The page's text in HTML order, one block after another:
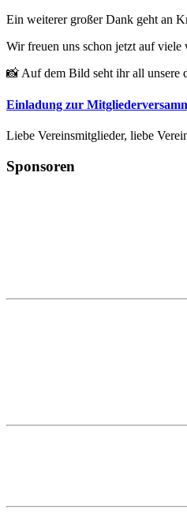
Ein weiterer großer Dank geht an
Wir freuen uns schon jetzt auf viele
📸 Auf dem Bild seht ihr all unsere
Einladung zur
Liebe Vereinsmitglieder, liebe
Sponsoren